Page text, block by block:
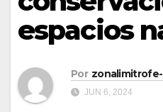
espacios
Por
JUN 6, 2024